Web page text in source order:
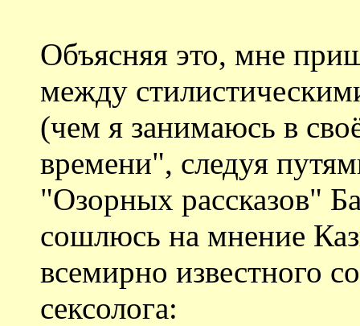
Объясняя это, мне
между
(чем я занимаюсь в
времени", следуя
"Озорных рассказов"
сошлюсь на мнение
всемирно известного
сексолога: